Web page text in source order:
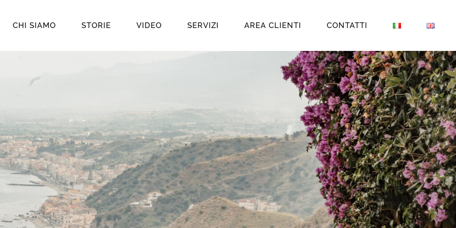
CHI SIAMO STORIE VIDEO SERVIZI AREA CLIENTI CONTATTI